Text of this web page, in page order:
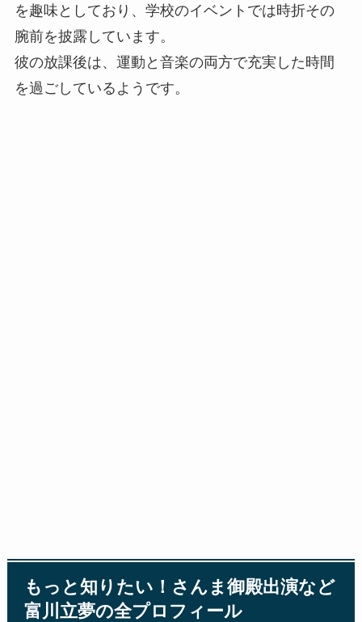
を趣味としており、学校のイベントでは時折その
腕前を披露しています。
彼の放課後は、運動と音楽の両方で充実した時間
を過ごしているようです。
もっと知りたい！さんま御殿出演など
富川立夢の全プロフィール